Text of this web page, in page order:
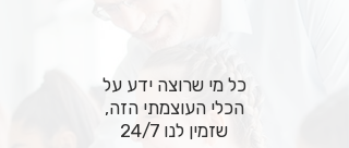
כל מי שרוצה ידע על
הכלי העוצמתי הזה,
שזמין לנו 24/7